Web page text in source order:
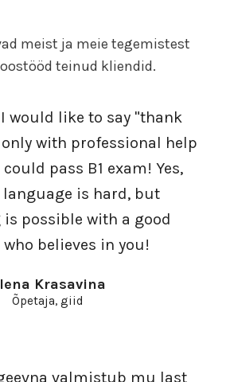
meist ja meie tegemistest
teinud kliendid.
would like to say "thank
with professional help
pass B1 exam! Yes,
language is hard, but
is possible with a good
believes in you!
Krasavina
Õpetaja, giid
valmistub mu last